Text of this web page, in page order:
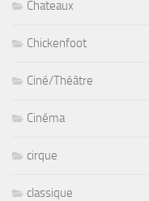
Chateaux
Chickenfoot
Ciné/Théâtre
Cinéma
cirque
classique